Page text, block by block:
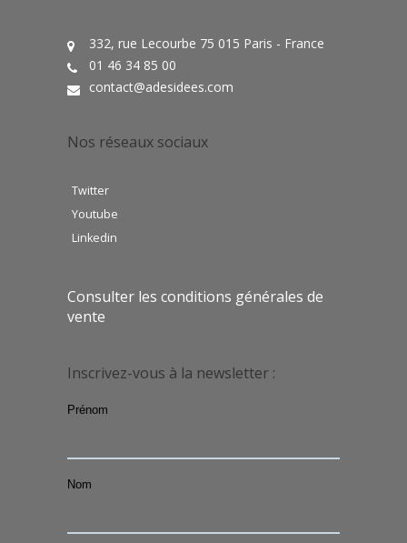
332, rue Lecourbe 75 015 Paris - France
01 46 34 85 00
contact@adesidees.com
Nos réseaux sociaux
Twitter
Youtube
Linkedin
Consulter les conditions générales de
vente
Inscrivez-vous à la newsletter :